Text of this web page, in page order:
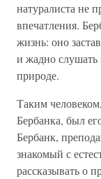
натуралиста не
впечатления.
жизнь: оно
и жадно слушать
природе.
Таким
Бербанка, был
Бербанк,
знакомый с
рассказывать о